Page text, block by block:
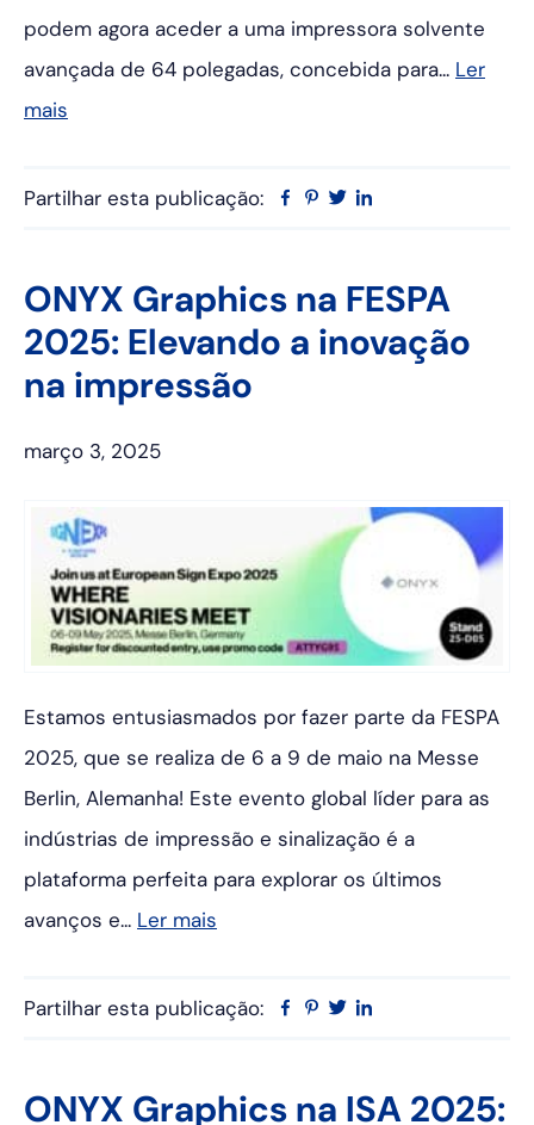
podem agora aceder a uma impressora solvente
avançada de 64 polegadas, concebida para... Ler
mais
Partilhar esta publicação: Facebook
Pinterest
Twitter
ONYX Graphics na FESPA
2025: Elevando a inovação
na impressão
março 3, 2025
Estamos entusiasmados por fazer parte da FESPA
2025, que se realiza de 6 a 9 de maio na Messe
Berlin, Alemanha! Este evento global líder para as
indústrias de impressão e sinalização é a
plataforma perfeita para explorar os últimos
avanços e... Ler mais
Partilhar esta publicação: Facebook
Pinterest
Twitter
ONYX Graphics na ISA 2025: